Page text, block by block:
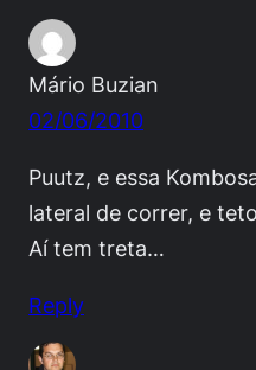
Mário Buzian
02/06/2010
Puutz, e essa
lateral de correr, e
Aí tem treta…
Reply